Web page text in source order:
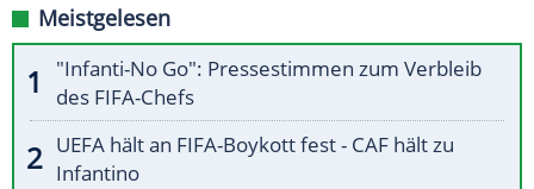
Meistgelesen
"Infanti-No Go": Pressestimmen zum Verbleib
des FIFA-Chefs
UEFA hält an FIFA-Boykott fest - CAF hält zu
Infantino